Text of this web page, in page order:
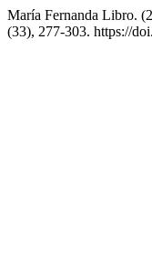
María Fernanda Libro.
(33), 277-303. https://